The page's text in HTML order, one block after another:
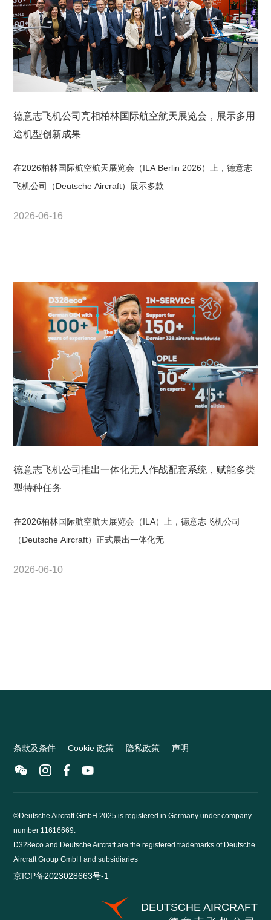
德意志飞机公司亮相柏林国际航空航天展览会，展示多用
途机型创新成果
在2026柏林国际航空航天展览会（ILA Berlin 2026）上，德意志
飞机公司（Deutsche Aircraft）展示多款
2026-06-16
德意志飞机公司推出一体化无人作战配套系统，赋能多类
型特种任务
在2026柏林国际航空航天展览会（ILA）上，德意志飞机公司
（Deutsche Aircraft）正式展出一体化无
2026-06-10
条款及条件 Cookie 政策 隐私政策 声明
©Deutsche Aircraft GmbH 2025 is registered in Germany under company
number 11616669.
D328eco and Deutsche Aircraft are the registered trademarks of Deutsche
Aircraft Group GmbH and subsidiaries
京ICP备2023028663号-1
DEUTSCHE AIRCRAFT